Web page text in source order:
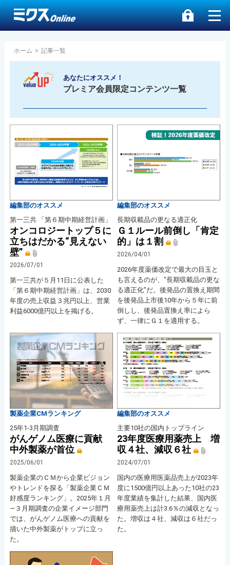
ホーム > 記事一覧
あなたにオススメ！
プレミア会員限定コンテンツ一覧
編集部のオススメ
第一三共 「第６期中期経営計画」
オンコロジートップ５に
立ちはだかる“見えない
壁”
2026/07/01
第一三共が５月11日に公表した
「第６期中期経営計画」は、2030
年度の売上収益３兆円以上、営業
利益6000億円以上を掲げる。
編集部のオススメ
長期収載品の更なる適正化
Ｇ１ルール前倒し「肯定
的」は１割
2026/04/01
2026年度薬価改定で最大の目玉と
も言えるのが、“長期収載品の更な
る適正化”だ。後発品の置換え期間
を後発品上市後10年から５年に前
倒しし、後発品置換え率によら
ず、一律にＧ１を適用する。
製薬企業CMランキング
25年1-3月期調査
がんゲノム医療に貢献
中外製薬が首位
2025/06/01
製薬企業のＣＭから企業ビジョン
やトレンドを探る「製薬企業ＣＭ
好感度ランキング」。2025年１月
―３月期調査の企業イメージ部門
では、がんゲノム医療への貢献を
描いた中外製薬がトップに立っ
た。
編集部のオススメ
主要10社の国内トップライン
23年度医療用薬売上 増
収４社、減収６社
2024/07/01
国内の医療用医薬品売上が2023年
度に1500億円以上あった10社の23
年度業績を集計した結果、国内医
療用薬売上は計3.6％の減収となっ
た。増収は４社、減収は６社だっ
た。